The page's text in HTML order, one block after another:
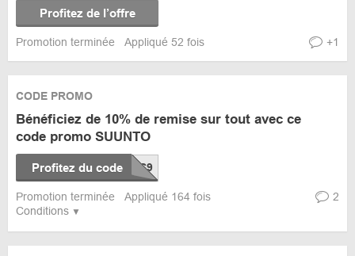
Profitez de l’offre
Promotion terminée Appliqué 52 fois +1
Conditions
CODE PROMO
Bénéficiez de 10% de remise sur tout avec ce
code promo SUUNTO
Profitez du code
Promotion terminée Appliqué 164 fois 2